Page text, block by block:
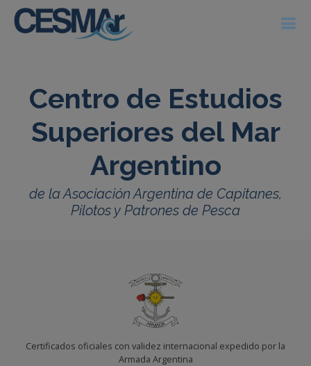
Centro de Estudios
Superiores del Mar
Argentino
de la Asociación Argentina de Capitanes,
Pilotos y Patrones de Pesca
Certificados oficiales con validez internacional expedido por la
Armada Argentina